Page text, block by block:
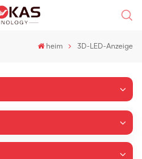
heim 3D-LED-Anzeige